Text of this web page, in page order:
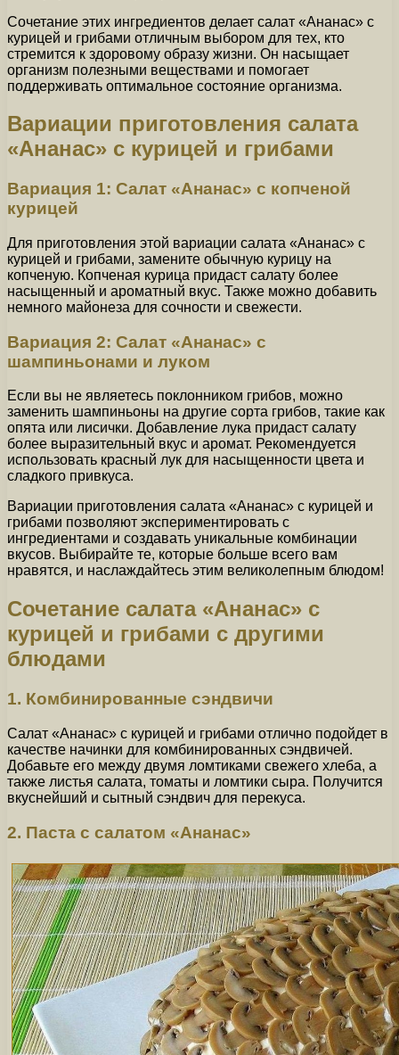
Сочетание этих ингредиентов делает салат «Ананас» с
курицей и грибами отличным выбором для тех, кто
стремится к здоровому образу жизни. Он насыщает
организм полезными веществами и помогает
поддерживать оптимальное состояние организма.
Вариации приготовления салата
«Ананас» с курицей и грибами
Вариация 1: Салат «Ананас» с копченой
курицей
Для приготовления этой вариации салата «Ананас» с
курицей и грибами, замените обычную курицу на
копченую. Копченая курица придаст салату более
насыщенный и ароматный вкус. Также можно добавить
немного майонеза для сочности и свежести.
Вариация 2: Салат «Ананас» с
шампиньонами и луком
Если вы не являетесь поклонником грибов, можно
заменить шампиньоны на другие сорта грибов, такие как
опята или лисички. Добавление лука придаст салату
более выразительный вкус и аромат. Рекомендуется
использовать красный лук для насыщенности цвета и
сладкого привкуса.
Вариации приготовления салата «Ананас» с курицей и
грибами позволяют экспериментировать с
ингредиентами и создавать уникальные комбинации
вкусов. Выбирайте те, которые больше всего вам
нравятся, и наслаждайтесь этим великолепным блюдом!
Сочетание салата «Ананас» с
курицей и грибами с другими
блюдами
1. Комбинированные сэндвичи
Салат «Ананас» с курицей и грибами отлично подойдет в
качестве начинки для комбинированных сэндвичей.
Добавьте его между двумя ломтиками свежего хлеба, а
также листья салата, томаты и ломтики сыра. Получится
вкуснейший и сытный сэндвич для перекуса.
2. Паста с салатом «Ананас»